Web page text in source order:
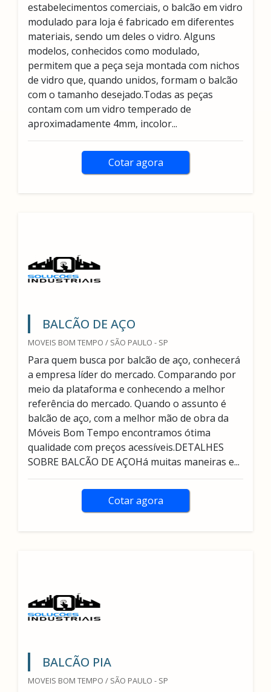
estabelecimentos comerciais, o balcão em vidro
modulado para loja é fabricado em diferentes
materiais, sendo um deles o vidro. Alguns
modelos, conhecidos como modulado,
permitem que a peça seja montada com nichos
de vidro que, quando unidos, formam o balcão
com o tamanho desejado.Todas as peças
contam com um vidro temperado de
aproximadamente 4mm, incolor...
Cotar agora
BALCÃO DE AÇO
MOVEIS BOM TEMPO / SÃO PAULO - SP
Para quem busca por balcão de aço, conhecerá
a empresa líder do mercado. Comparando por
meio da plataforma e conhecendo a melhor
referência do mercado. Quando o assunto é
balcão de aço, com a melhor mão de obra da
Móveis Bom Tempo encontramos ótima
qualidade com preços acessíveis.DETALHES
SOBRE BALCÃO DE AÇOHá muitas maneiras e...
Cotar agora
BALCÃO PIA
MOVEIS BOM TEMPO / SÃO PAULO - SP